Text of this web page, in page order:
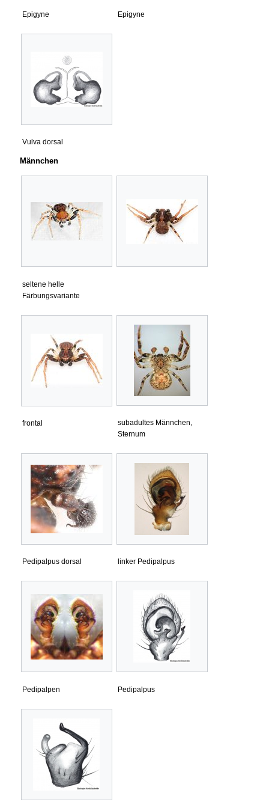
Epigyne Epigyne
Vulva dorsal
Männchen
seltene helle
Färbungsvariante
frontal
subadultes Männchen,
Sternum
Pedipalpus dorsal linker Pedipalpus
Pedipalpen Pedipalpus